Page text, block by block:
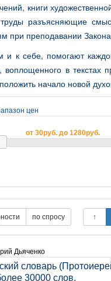
книги
разъясняющие
при преподавании
и к себе, помогают
в текстах
начало новой
цен
от 30руб. до 1280руб.
Дьяченко
словарь
30000 слов.